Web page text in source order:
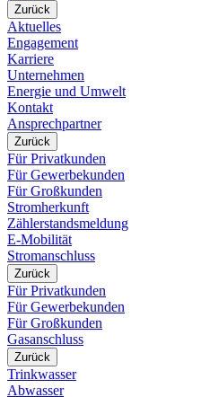
Zurück
Aktuelles
Engagement
Karriere
Unternehmen
Energie und Umwelt
Kontakt
Ansprechpartner
Zurück
Für Privatkunden
Für Gewerbekunden
Für Großkunden
Stromherkunft
Zählerstandsmeldung
E-Mobilität
Stromanschluss
Zurück
Für Privatkunden
Für Gewerbekunden
Für Großkunden
Gasanschluss
Zurück
Trinkwasser
Abwasser